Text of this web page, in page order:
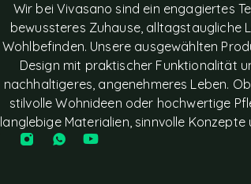
Wir bei Vivasano sind ein engagiertes
bewussteres Zuhause, alltagstaugliche
Wohlbefinden. Unsere ausgewählten
Design mit praktischer Funktionalität
nachhaltigeres, angenehmeres Leben.
stilvolle Wohnideen oder hochwertige
langlebige Materialien, sinnvolle